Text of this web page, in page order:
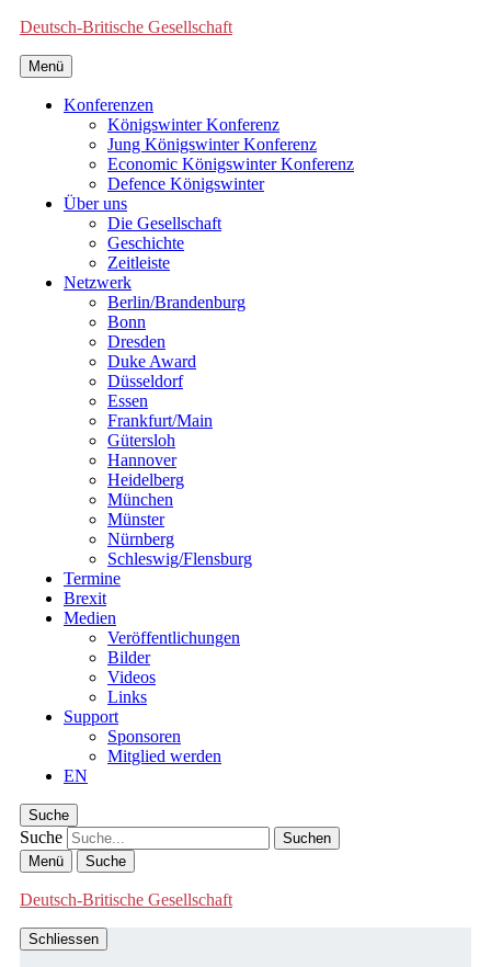
Deutsch-Britische Gesellschaft
Menü
Konferenzen
Königswinter Konferenz
Jung Königswinter Konferenz
Economic Königswinter Konferenz
Defence Königswinter
Über uns
Die Gesellschaft
Geschichte
Zeitleiste
Netzwerk
Berlin/Brandenburg
Bonn
Dresden
Duke Award
Düsseldorf
Essen
Frankfurt/Main
Gütersloh
Hannover
Heidelberg
München
Münster
Nürnberg
Schleswig/Flensburg
Termine
Brexit
Medien
Veröffentlichungen
Bilder
Videos
Links
Support
Sponsoren
Mitglied werden
EN
Suche
Suche
Menü Suche
Deutsch-Britische Gesellschaft
Schliessen